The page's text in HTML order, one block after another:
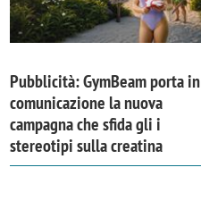
Pubblicità: GymBeam porta in
comunicazione la nuova
campagna che sfida gli i
stereotipi sulla creatina